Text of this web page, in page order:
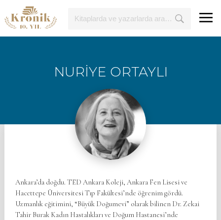
NURİYE ORTAYLI
Ankara’da doğdu. TED Ankara Koleji, Ankara Fen Lisesi ve
Hacettepe Üniversitesi Tıp Fakültesi’nde öğrenim gördü.
Uzmanlık eğitimini, “Büyük Doğumevi” olarak bilinen Dr. Zekai
Tahir Burak Kadın Hastalıkları ve Doğum Hastanesi’nde